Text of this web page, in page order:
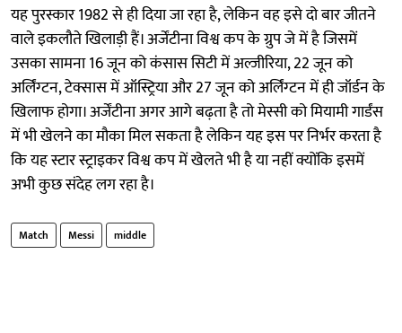
यह पुरस्कार 1982 से ही दिया जा रहा है, लेकिन वह इसे दो बार जीतने
वाले इकलौते खिलाड़ी हैं। अर्जेंटीना विश्व कप के ग्रुप जे में है जिसमें
उसका सामना 16 जून को कंसास सिटी में अल्जीरिया, 22 जून को
अर्लिंग्टन, टेक्सास में ऑस्ट्रिया और 27 जून को अर्लिंग्टन में ही जॉर्डन के
खिलाफ होगा। अर्जेंटीना अगर आगे बढ़ता है तो मेस्सी को मियामी गार्डंस
में भी खेलने का मौका मिल सकता है लेकिन यह इस पर निर्भर करता है
कि यह स्टार स्ट्राइकर विश्व कप में खेलते भी है या नहीं क्योंकि इसमें
अभी कुछ संदेह लग रहा है।
Match Messi middle